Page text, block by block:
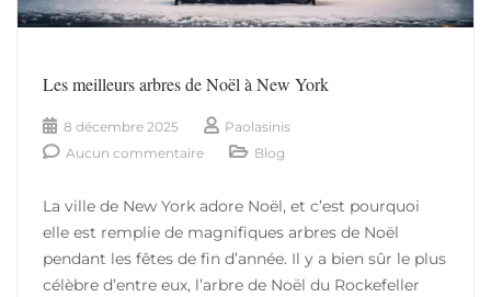
Les meilleurs arbres de Noël à New York
8 décembre 2025
Paolasinis
Aucun commentaire
Blog
La ville de New York adore Noël, et c’est pourquoi
elle est remplie de magnifiques arbres de Noël
pendant les fêtes de fin d’année. Il y a bien sûr le plus
célèbre d’entre eux, l’arbre de Noël du Rockefeller